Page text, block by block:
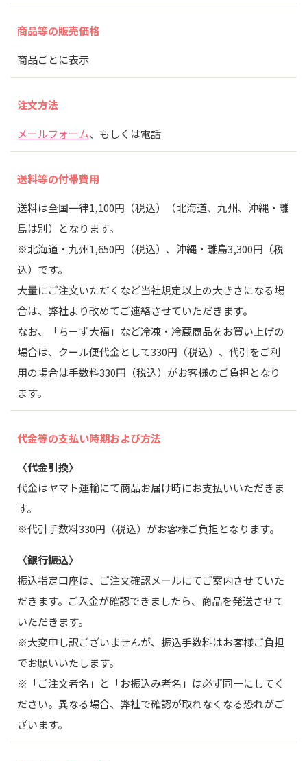
商品等の販売価格
商品ごとに表示
注文方法
メールフォーム、もしくは電話
送料等の付帯費用
送料は全国一律1,100円（税込）（北海道、九州、沖縄・離
島は別）となります。
※北海道・九州1,650円（税込）、沖縄・離島3,300円（税
込）です。
大量にご注文いただくなど当社規定以上の大きさになる場
合は、弊社より改めてご連絡させていただきます。
なお、「ちーず大福」など冷凍・冷蔵商品をお買い上げの
場合は、クール便代金として330円（税込）、代引をご利
用の場合は手数料330円（税込）がお客様のご負担となり
ます。
代金等の支払い時期および方法
〈代金引換〉
代金はヤマト運輸にて商品お届け時にお支払いいただきま
す。
※代引手数料330円（税込）がお客様ご負担となります。
〈銀行振込〉
振込指定口座は、ご注文確認メールにてご案内させていた
だきます。ご入金が確認できましたら、商品を発送させて
いただきます。
※大変申し訳ございませんが、振込手数料はお客様ご負担
でお願いいたします。
※「ご注文者名」と「お振込み者名」は必ず同一にしてく
ださい。異なる場合、弊社で確認が取れなくなる恐れがご
ざいます。